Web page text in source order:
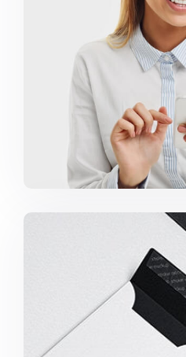
Marketing